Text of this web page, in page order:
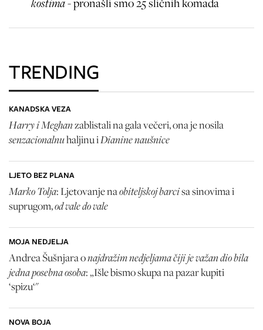
kostima -pronašli smo 25 sličnih komada
TRENDING
KANADSKA VEZA
Harry i Meghanzablistali na gala večeri, ona je nosila
senzacionalnuhaljinu iDianine naušnice
LJETO BEZ PLANA
Marko Tolja: Ljetovanje naobiteljskoj barcisa sinovima i
suprugom,od vale do vale
MOJA NEDJELJA
Andrea Šušnjara onajdražim nedjeljama čiji je važan dio bila
jedna posebna osoba: „Išle bismo skupa na pazar kupiti
‘spizu‘"
NOVA BOJA